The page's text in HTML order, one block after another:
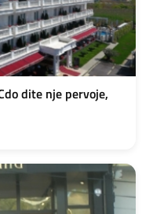
dite nje pervoje,